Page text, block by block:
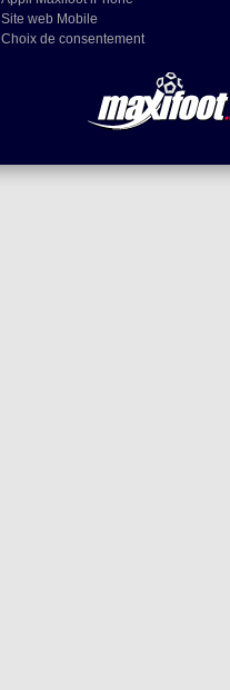
Site web Mobile
Choix de consentement